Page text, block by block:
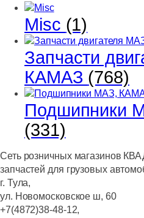
Misc (1)
Запчасти
КАМАЗ (768)
Подшипники
(331)
Сеть розничных магазинов
запчастей для грузовых
г. Тула,
ул. Новомосковское ш, 60
+7(4872)38-48-12,